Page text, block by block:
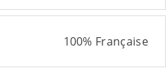
100% Française